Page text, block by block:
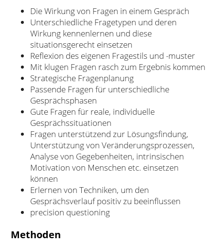
Die Wirkung von Fragen in einem Gespräch
Unterschiedliche Fragetypen und deren
Wirkung kennenlernen und diese
situationsgerecht einsetzen
Reflexion des eigenen Fragestils und -muster
Mit klugen Fragen rasch zum Ergebnis kommen
Strategische Fragenplanung
Passende Fragen für unterschiedliche
Gesprächsphasen
Gute Fragen für reale, individuelle
Gesprächssituationen
Fragen unterstützend zur Lösungsfindung,
Unterstützung von Veränderungsprozessen,
Analyse von Gegebenheiten, intrinsischen
Motivation von Menschen etc. einsetzen
können
Erlernen von Techniken, um den
Gesprächsverlauf positiv zu beeinflussen
precision questioning
Methoden